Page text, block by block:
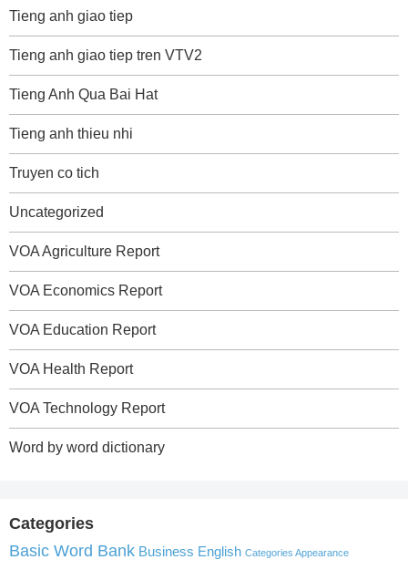
Tieng anh giao tiep
Tieng anh giao tiep tren VTV2
Tieng Anh Qua Bai Hat
Tieng anh thieu nhi
Truyen co tich
Uncategorized
VOA Agriculture Report
VOA Economics Report
VOA Education Report
VOA Health Report
VOA Technology Report
Word by word dictionary
Categories
Basic Word Bank Business English Categories Appearance